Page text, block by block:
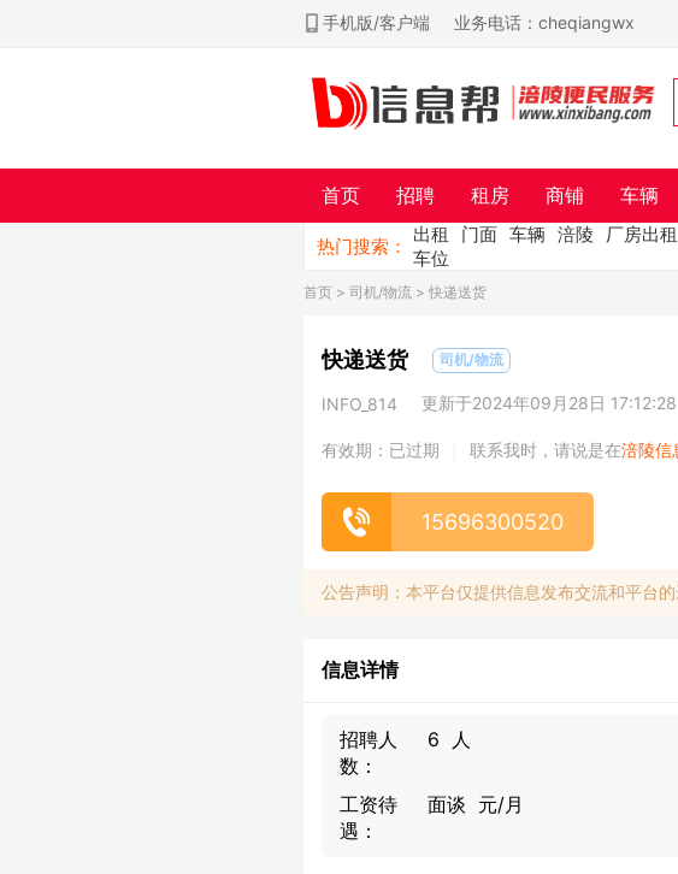
手机版/客户端 业务电话：cheqiangwx
首页 招聘 租房 商铺 车辆
热门搜索：
出租 门面 车辆 涪陵 厂房出租
车位
首页 > 司机/物流 > 快递送货
快递送货 司机/物流
INFO_814 更新于2024年09月28日 17:12:28
有效期：已过期 联系我时，请说是在涪陵信
15696300520
公告声明：本平台仅提供信息发布交流和平台
信息详情
招聘人
数：
6 人
工资待
遇：
面谈 元/月